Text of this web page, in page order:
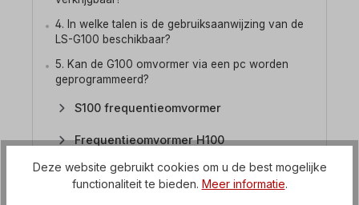
4. In welke talen is de gebruiksaanwijzing van de
LS-G100 beschikbaar?
5. Kan de G100 omvormer via een pc worden
geprogrammeerd?
S100 frequentieomvormer
Frequentieomvormer H100
Frequentieomvormer iS7
Deze website gebruikt cookies om u de best mogelijke
functionaliteit te bieden. Meer informatie.